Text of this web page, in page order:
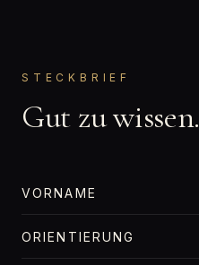
STECKBRIEF
Gut zu wissen.
VORNAME
ORIENTIERUNG